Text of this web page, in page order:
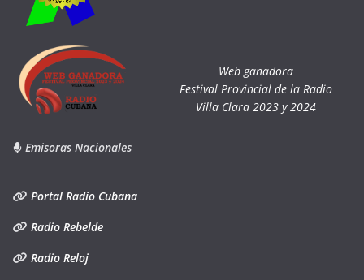
Web ganadora
Festival Provincial de la Radio
Villa Clara 2023 y 2024
Emisoras Nacionales
Portal Radio Cubana
Radio Rebelde
Radio Reloj